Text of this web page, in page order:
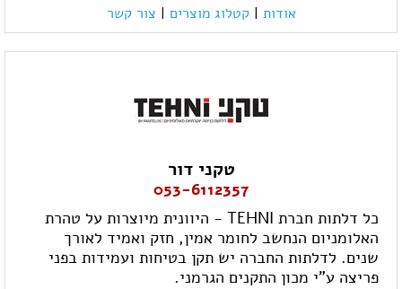
אודות | קטלוג מוצרים | צור קשר
טקני דור
053-6112357
כל דלתות חברת TEHNI - היוונית מיוצרות על טהרת
האלומניום הנחשב לחומר אמין, חזק ואמיד לאורך
שנים. לדלתות החברה יש תקן בטיחות ועמידות בפני
פריצה ע"י מכון התקנים הגרמני.